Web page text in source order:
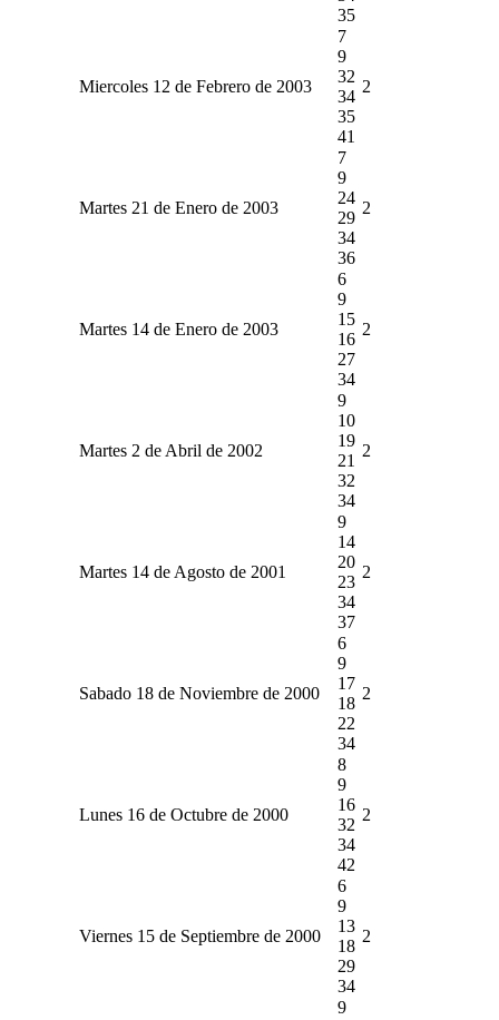
35
Miercoles 12 de Febrero de 2003
7
9
32
34
35
41
2
Martes 21 de Enero de 2003
7
9
24
29
34
36
2
Martes 14 de Enero de 2003
6
9
15
16
27
34
2
Martes 2 de Abril de 2002
9
10
19
21
32
34
2
Martes 14 de Agosto de 2001
9
14
20
23
34
37
2
Sabado 18 de Noviembre de 2000
6
9
17
18
22
34
2
Lunes 16 de Octubre de 2000
8
9
16
32
34
42
2
Viernes 15 de Septiembre de 2000
6
9
13
18
29
34
2
9